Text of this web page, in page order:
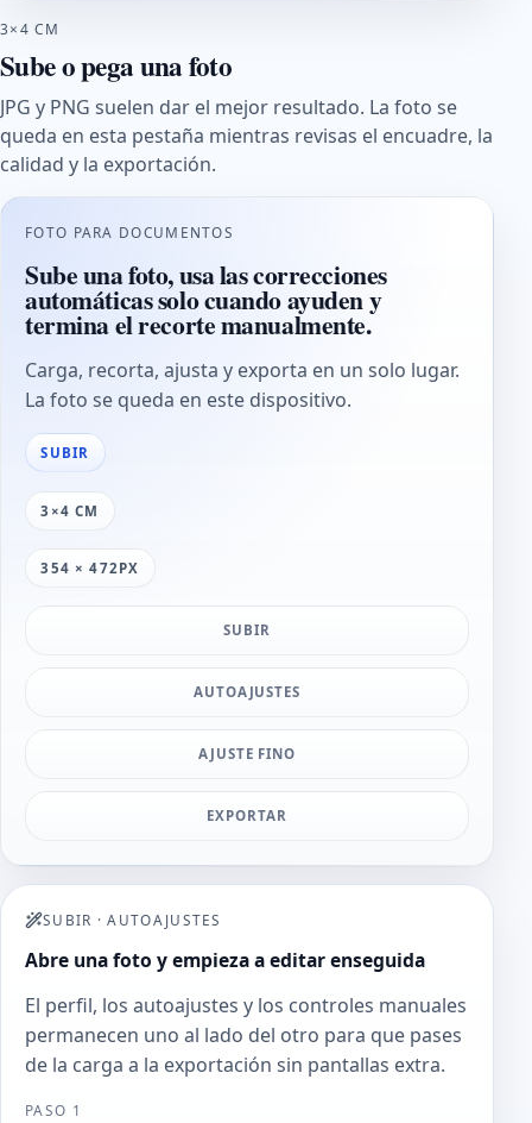
3×4 CM
Sube o pega una foto
JPG y PNG suelen dar el mejor resultado. La foto se
queda en esta pestaña mientras revisas el encuadre, la
calidad y la exportación.
FOTO PARA DOCUMENTOS
Sube una foto, usa las correcciones
automáticas solo cuando ayuden y
termina el recorte manualmente.
Carga, recorta, ajusta y exporta en un solo lugar.
La foto se queda en este dispositivo.
SUBIR
3×4 CM
354 × 472PX
SUBIR
AUTOAJUSTES
AJUSTE FINO
EXPORTAR
SUBIR ·AUTOAJUSTES
Abre una foto y empieza a editar enseguida
El perfil, los autoajustes y los controles manuales
permanecen uno al lado del otro para que pases
de la carga a la exportación sin pantallas extra.
PASO 1